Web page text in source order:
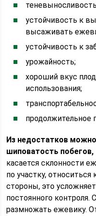
устойчивость к
высаживать
устойчивость к
урожайность;
хороший вкус
использования;
продолжительное
Из недостатков
шиповатость побегов,
касается склонности
по участку,
стороны, это
постоянного контроля.
размножать ежевику.